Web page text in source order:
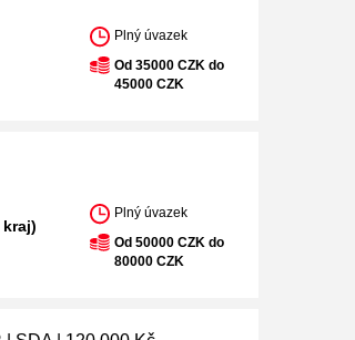
Plný úvazek
Od 35000 CZK do
45000 CZK
Plný úvazek
Od 50000 CZK do
80000 CZK